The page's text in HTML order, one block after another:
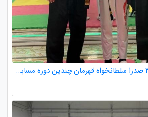
ارتقای کمربند دان ۳ صدرا سلطانخواه قهرمان چندین دوره مسابقات استانی و کشوری در رده سنی خردسالان و نونهالان